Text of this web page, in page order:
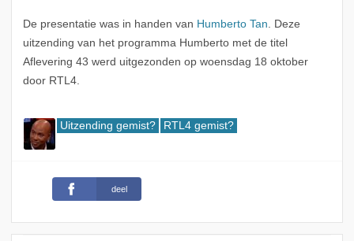
De presentatie was in handen van Humberto Tan. Deze
uitzending van het programma Humberto met de titel
Aflevering 43 werd uitgezonden op woensdag 18 oktober
door RTL4.
Uitzending gemist? RTL4 gemist?
deel